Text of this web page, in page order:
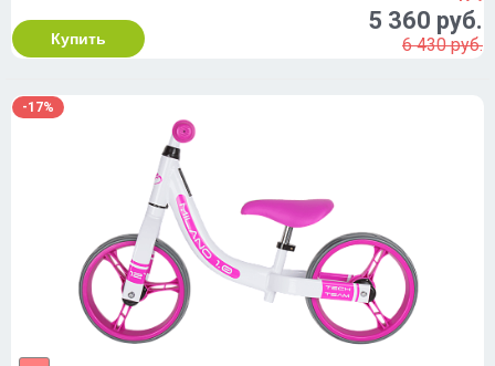
Купить
5 360 руб.
6 430 руб.
-17%